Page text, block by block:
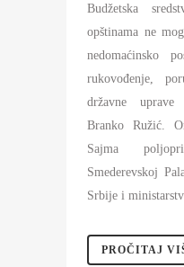
Budžetska
opštinama ne
nedomaćinsko
rukovođenje,
državne
Branko Ružić.
Sajma
Smederevskoj
Srbije i
PROČITAJ